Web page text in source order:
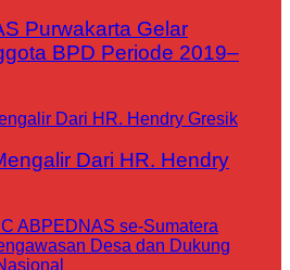
Purwakarta Gelar
BPD Periode 2019–
Dari HR. Hendry